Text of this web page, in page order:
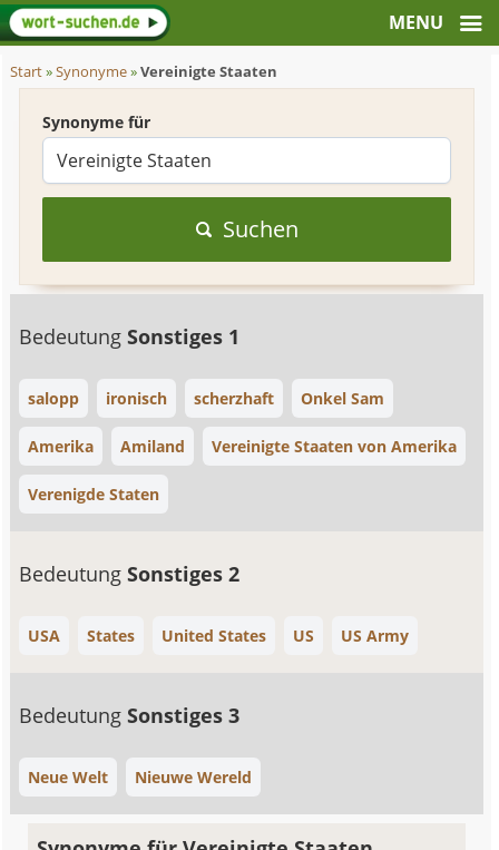
Start»Synonyme»Vereinigte Staaten
Synonyme für
Suchen
BedeutungSonstiges 1
salopp ironisch scherzhaft Onkel Sam
Amerika Amiland Vereinigte Staaten von Amerika
Verenigde Staten
BedeutungSonstiges 2
USA States United States US US Army
BedeutungSonstiges 3
Neue Welt Nieuwe Wereld